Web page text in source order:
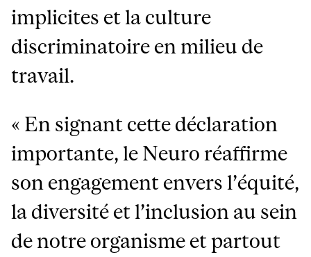
implicites et la culture
discriminatoire en milieu de
travail.
« En signant cette déclaration
importante, le Neuro réaffirme
son engagement envers l’équité,
la diversité et l’inclusion au sein
de notre organisme et partout